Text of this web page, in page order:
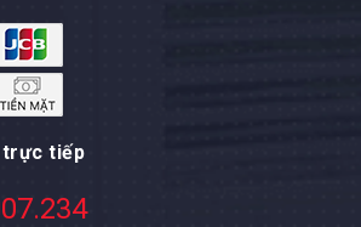
tiếp